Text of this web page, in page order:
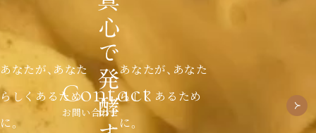
あなたが、あなた
らしくあるため
に。
あなたが、あなた
らしくあるため
に。
Contact
お問い合わせ